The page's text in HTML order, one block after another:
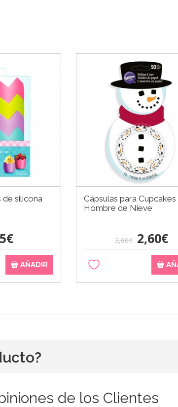
silicona
AÑADIR
Cápsulas para Cupcakes
Hombre de Nieve
2,60€ 2,60€
de los Clientes